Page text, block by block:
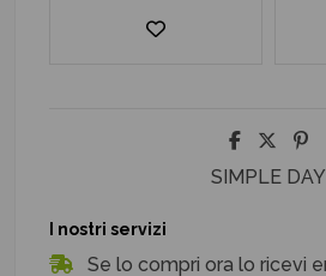
SIMPLE DAY
I nostri servizi
Se lo compri ora lo ricevi